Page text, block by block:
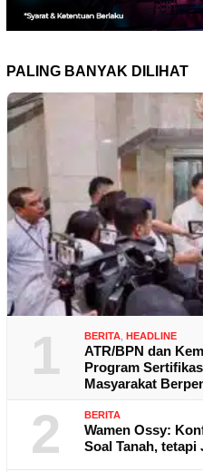
PALING BANYAK DILIHAT
1 BERITA HEADLINE
ATR/BPN dan
Program
Masyarakat
2 BERITA
Wamen Ossy:
Soal Tanah, tetapi